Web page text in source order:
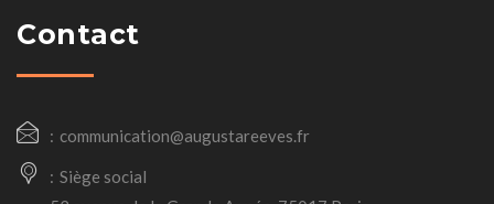
Contact
communication@augustareeves.fr
Siège social